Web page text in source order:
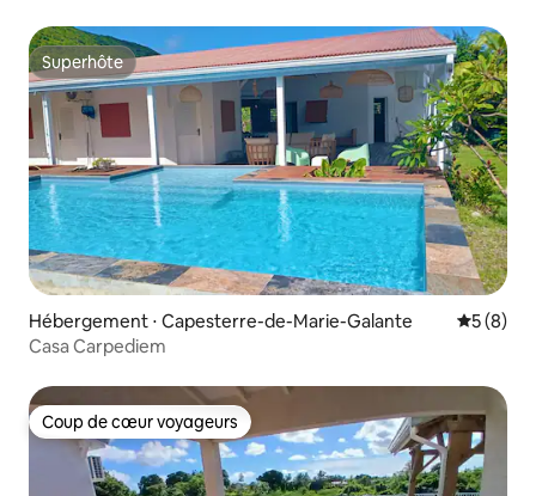
Superhôte
Superhôte
Hébergement ⋅ Capesterre-de-Marie-Galante
5 (8)
Casa Carpediem
Coup de cœur voyageurs
Coup de cœur voyageurs